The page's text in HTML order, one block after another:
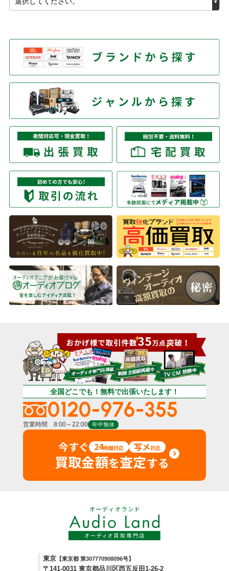
全国どこでも！無料で出張いたします！
0120-976-355
営業時間 8:00～22:00 年中無休
今すぐ 24時間対応 写メ対応
買取金額を査定する
東京 【東京都 第307770908096号】
〒141-0031 東京都品川区西五反田1-26-2